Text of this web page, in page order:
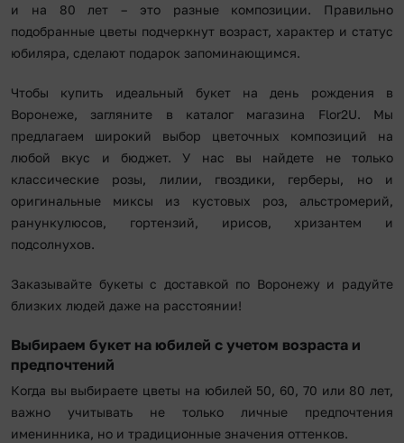
и на 80 лет – это разные композиции. Правильно
подобранные цветы подчеркнут возраст, характер и статус
юбиляра, сделают подарок запоминающимся.
Чтобы купить идеальный букет на день рождения в
Воронеже, загляните в каталог магазина Flor2U. Мы
предлагаем широкий выбор цветочных композиций на
любой вкус и бюджет. У нас вы найдете не только
классические розы, лилии, гвоздики, герберы, но и
оригинальные миксы из кустовых роз, альстромерий,
ранункулюсов, гортензий, ирисов, хризантем и
подсолнухов.
Заказывайте букеты с доставкой по Воронежу и радуйте
близких людей даже на расстоянии!
Выбираем букет на юбилей с учетом возраста и
предпочтений
Когда вы выбираете цветы на юбилей 50, 60, 70 или 80 лет,
важно учитывать не только личные предпочтения
именинника, но и традиционные значения оттенков.